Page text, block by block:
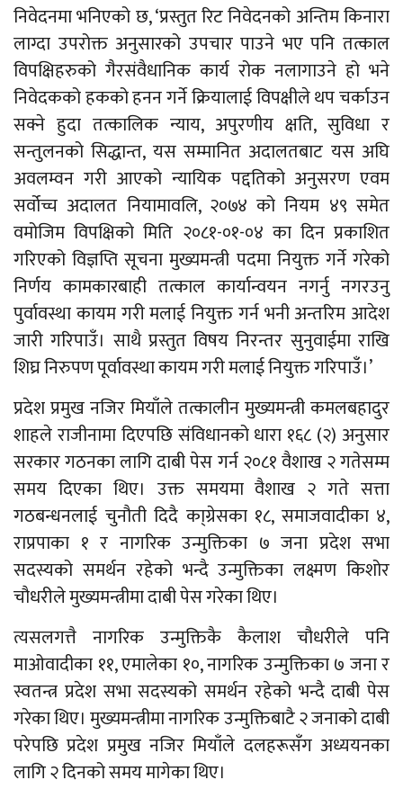
निवेदनमा भनिएको छ, ‘प्रस्तुत रिट निवेदनको अन्तिम किनारा
लाग्दा उपरोक्त अनुसारको उपचार पाउने भए पनि तत्काल
विपक्षिहरुको गैरसंवैधानिक कार्य रोक नलागाउने हो भने
निवेदकको हकको हनन गर्ने क्रियालाई विपक्षीले थप चर्काउन
सक्ने हुदा तत्कालिक न्याय, अपुरणीय क्षति, सुविधा र
सन्तुलनको सिद्धान्त, यस सम्मानित अदालतबाट यस अघि
अवलम्वन गरी आएको न्यायिक पद्दतिको अनुसरण एवम
सर्वोच्च अदालत नियामावलि, २०७४ को नियम ४९ समेत
वमोजिम विपक्षिको मिति २०८१-०१-०४ का दिन प्रकाशित
गरिएको विज्ञप्ति सूचना मुख्यमन्त्री पदमा नियुक्त गर्ने गरेको
निर्णय कामकारबाही तत्काल कार्यान्वयन नगर्नु नगरउनु
पुर्वावस्था कायम गरी मलाई नियुक्त गर्न भनी अन्तरिम आदेश
जारी गरिपाउँ। साथै प्रस्तुत विषय निरन्तर सुनुवाईमा राखि
शिघ्र निरुपण पूर्वावस्था कायम गरी मलाई नियुक्त गरिपाउँ।’
प्रदेश प्रमुख नजिर मियाँले तत्कालीन मुख्यमन्त्री कमलबहादुर
शाहले राजीनामा दिएपछि संविधानको धारा १६८ (२) अनुसार
सरकार गठनका लागि दाबी पेस गर्न २०८१ वैशाख २ गतेसम्म
समय दिएका थिए। उक्त समयमा वैशाख २ गते सत्ता
गठबन्धनलाई चुनौती दिदै का्ग्रेसका १८, समाजवादीका ४,
राप्रपाका १ र नागरिक उन्मुक्तिका ७ जना प्रदेश सभा
सदस्यको समर्थन रहेको भन्दै उन्मुक्तिका लक्ष्मण किशोर
चौधरीले मुख्यमन्त्रीमा दाबी पेस गरेका थिए।
त्यसलगत्तै नागरिक उन्मुक्तिकै कैलाश चौधरीले पनि
माओवादीका ११, एमालेका १०, नागरिक उन्मुक्तिका ७ जना र
स्वतन्त्र प्रदेश सभा सदस्यको समर्थन रहेको भन्दै दाबी पेस
गरेका थिए। मुख्यमन्त्रीमा नागरिक उन्मुक्तिबाटै २ जनाको दाबी
परेपछि प्रदेश प्रमुख नजिर मियाँले दलहरूसँग अध्ययनका
लागि २ दिनको समय मागेका थिए।